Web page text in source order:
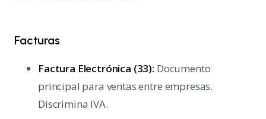
Facturas
Factura Electrónica (33): Documento
principal para ventas entre empresas.
Discrimina IVA.